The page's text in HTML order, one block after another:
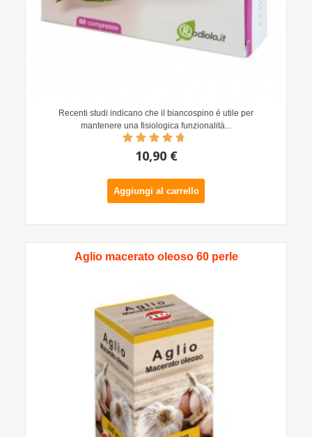
Recenti studi indicano che il biancospino é utile per
mantenere una fisiologica funzionalità...
10,90 €
Aggiungi al carrello
Aglio macerato oleoso 60 perle